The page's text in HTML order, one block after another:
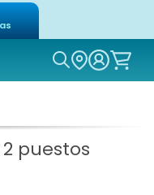
Icon of
puestos